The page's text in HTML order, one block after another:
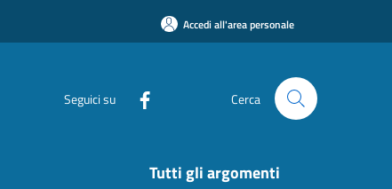
Accedi all'area personale
Seguici su Cerca
Tutti gli argomenti